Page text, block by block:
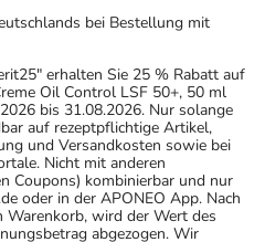
bei Bestellung mit
erhalten Sie 25 % Rabatt auf
Oil Control LSF 50+, 50 ml
bis 31.08.2026. Nur solange
auf rezeptpflichtige Artikel,
und Versandkosten sowie bei
Nicht mit anderen
Coupons) kombinierbar und nur
oder in der APONEO App. Nach
Warenkorb, wird der Wert des
abgezogen. Wir